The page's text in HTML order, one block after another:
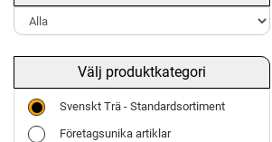
Välj produktkategori
Svenskt Trä - Standardsortiment
Företagsunika artiklar